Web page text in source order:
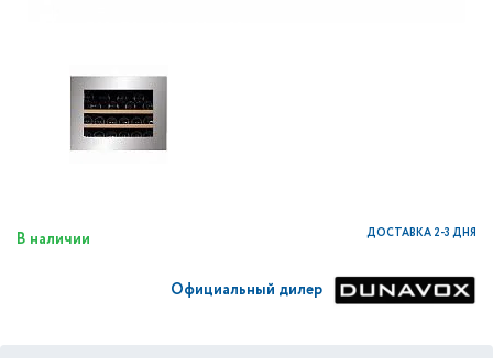
В наличии ДОСТАВКА 2-3 ДНЯ
Официальный дилер